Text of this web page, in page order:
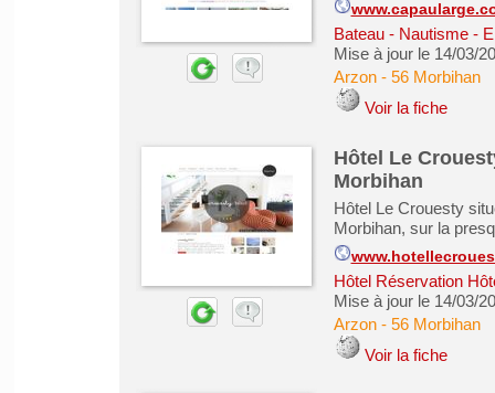
Bateau - Nautisme -
Mise à jour le 14/03/
Arzon- 56 Morbihan
Voir la fiche
Hôtel Le
Morbihan
Hôtel Le Crouesty
Morbihan, sur la
Hôtel Réservation
Mise à jour le 14/03/
Arzon- 56 Morbihan
Voir la fiche